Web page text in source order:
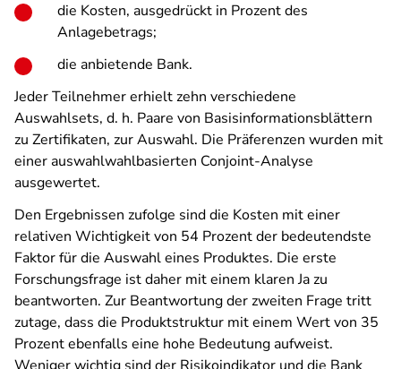
die Kosten, ausgedrückt in Prozent des
Anlagebetrags;
die anbietende Bank.
Jeder Teilnehmer erhielt zehn verschiedene
Auswahlsets, d. h. Paare von Basisinformationsblättern
zu Zertifikaten, zur Auswahl. Die Präferenzen wurden mit
einer auswahlwahlbasierten Conjoint-Analyse
ausgewertet.
Den Ergebnissen zufolge sind die Kosten mit einer
relativen Wichtigkeit von 54 Prozent der bedeutendste
Faktor für die Auswahl eines Produktes. Die erste
Forschungsfrage ist daher mit einem klaren Ja zu
beantworten. Zur Beantwortung der zweiten Frage tritt
zutage, dass die Produktstruktur mit einem Wert von 35
Prozent ebenfalls eine hohe Bedeutung aufweist.